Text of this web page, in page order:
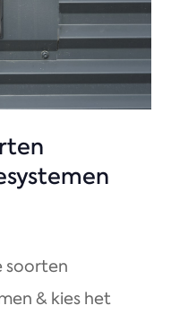
soorten
& kies het